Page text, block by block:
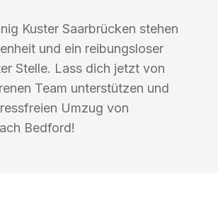
Kuster Saarbrücken stehen
und ein reibungsloser
Stelle. Lass dich jetzt von
Team unterstützen und
Umzug von
Bedford!